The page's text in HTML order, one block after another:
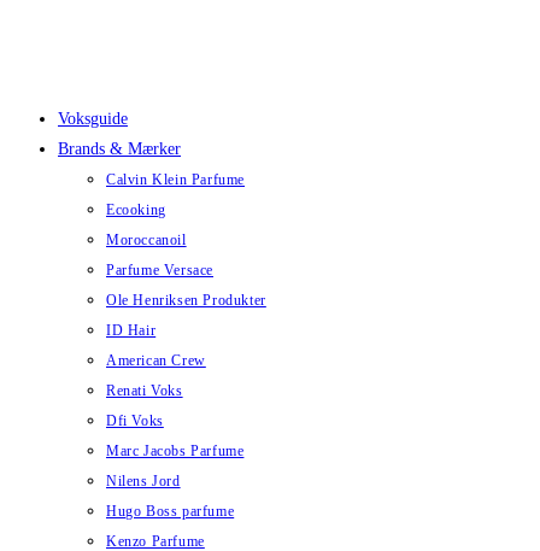
Voksguide
Brands & Mærker
Calvin Klein Parfume
Ecooking
Moroccanoil
Parfume Versace
Ole Henriksen Produkter
ID Hair
American Crew
Renati Voks
Dfi Voks
Marc Jacobs Parfume
Nilens Jord
Hugo Boss parfume
Kenzo Parfume